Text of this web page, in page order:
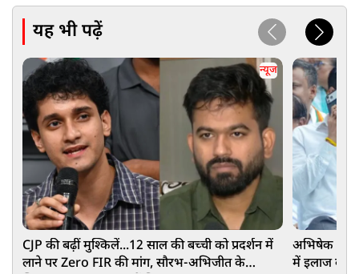
यह भी पढ़ें
न्यूज
CJP की बढ़ीं मुश्किलें...12 साल की बच्ची को प्रदर्शन में
लाने पर Zero FIR की मांग, सौरभ-अभिजीत के
अभिषेक
में इलाज की